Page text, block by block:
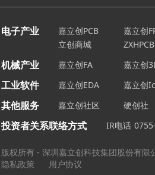
电子产业 嘉立创PCB
嘉立创
立创商城
ZXHPCB
机械产业 嘉立创FA 嘉立创
工业软件 嘉立创EDA 嘉立创
其他服务 嘉立创社区 硬创社
投资者关系联络方式 IR电话
版权所有 - 深圳嘉立创科技集团股份有限
隐私政策
用户协议